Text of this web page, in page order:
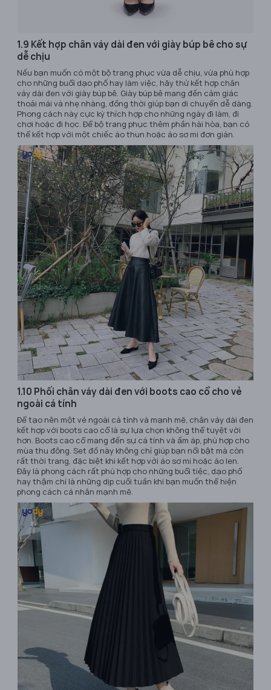
1.9 Kết hợp chân váy dài đen với giày búp bê cho sự
dễ chịu
Nếu bạn muốn có một bộ trang phục vừa dễ chịu, vừa phù hợp
cho những buổi dạo phố hay làm việc, hãy thử kết hợp chân
váy dài đen với giày búp bê. Giày búp bê mang đến cảm giác
thoải mái và nhẹ nhàng, đồng thời giúp bạn di chuyển dễ dàng.
Phong cách này cực kỳ thích hợp cho những ngày đi làm, đi
chơi hoặc đi học. Để bộ trang phục thêm phần hài hòa, bạn có
thể kết hợp với một chiếc áo thun hoặc áo sơ mi đơn giản.
1.10 Phối chân váy dài đen với boots cao cổ cho vẻ
ngoài cá tính
Để tạo nên một vẻ ngoài cá tính và mạnh mẽ, chân váy dài đen
kết hợp với boots cao cổ là sự lựa chọn không thể tuyệt vời
hơn. Boots cao cổ mang đến sự cá tính và ấm áp, phù hợp cho
mùa thu đông. Set đồ này không chỉ giúp bạn nổi bật mà còn
rất thời trang, đặc biệt khi kết hợp với áo sơ mi hoặc áo len.
Đây là phong cách rất phù hợp cho những buổi tiệc, dạo phố
hay thậm chí là những dịp cuối tuần khi bạn muốn thể hiện
phong cách cá nhân mạnh mẽ.